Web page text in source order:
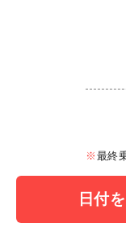
最終
日付